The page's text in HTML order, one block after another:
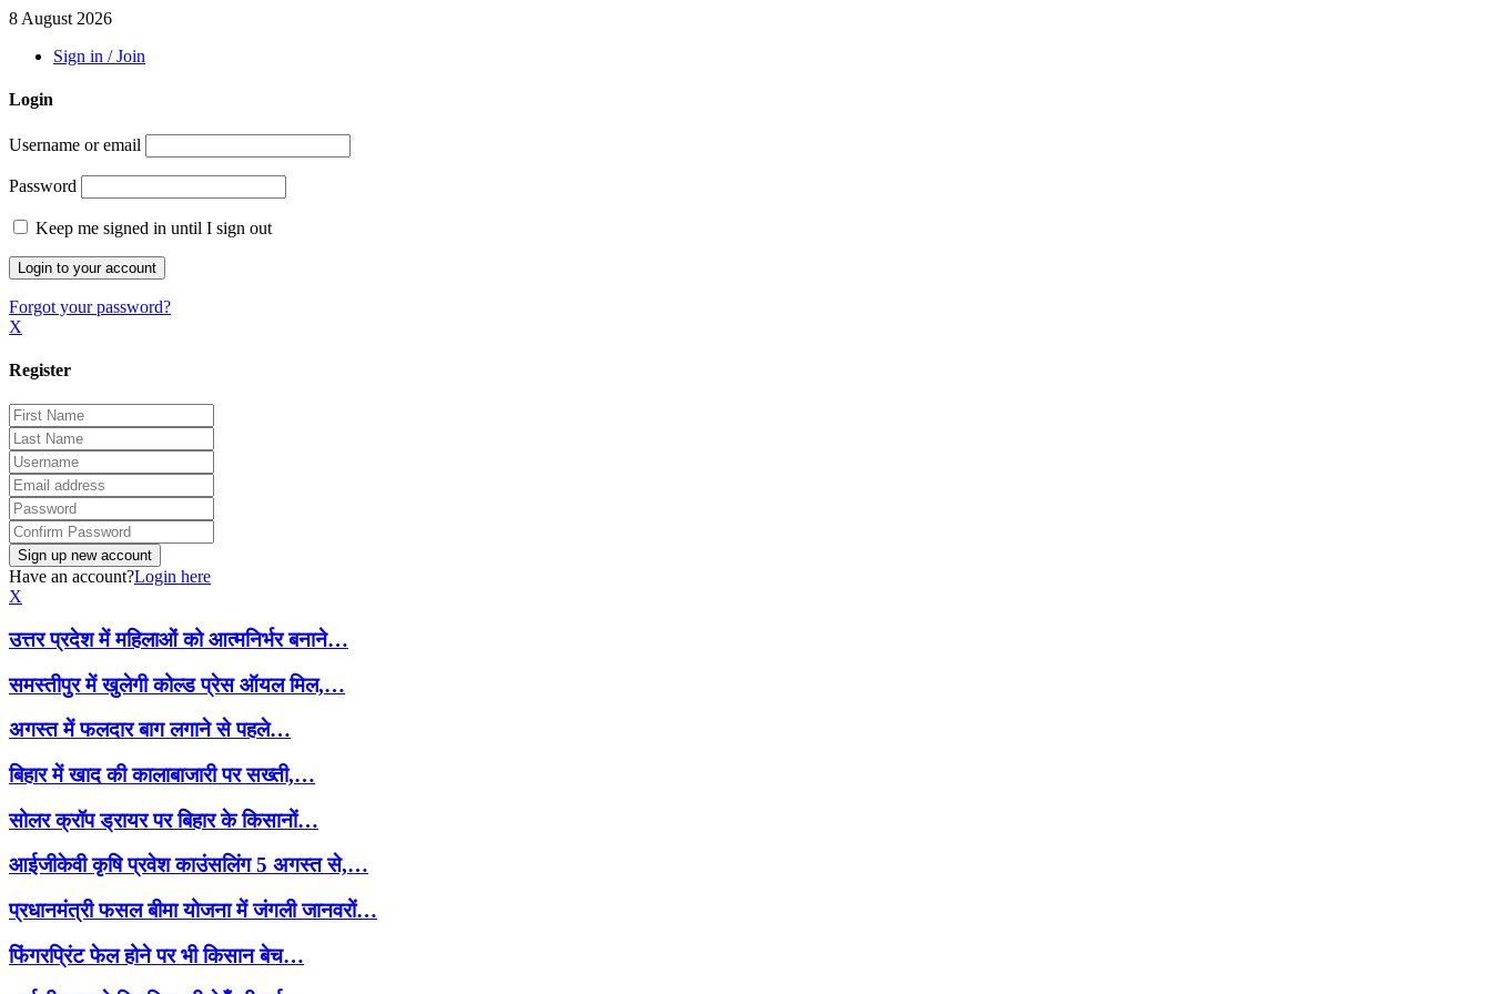
8 August 2026
Sign in / Join
Login
Username or email
Password
Keep me signed in until I sign out
Forgot your password?
X
Register
Have an account?Login here
X
उत्तर प्रदेश में महिलाओं को आत्मनिर्भर बनाने…
समस्तीपुर में खुलेगी कोल्ड प्रेस ऑयल मिल,…
अगस्त में फलदार बाग लगाने से पहले…
बिहार में खाद की कालाबाजारी पर सख्ती,…
सोलर क्रॉप ड्रायर पर बिहार के किसानों…
आईजीकेवी कृषि प्रवेश काउंसलिंग 5 अगस्त से,…
प्रधानमंत्री फसल बीमा योजना में जंगली जानवरों…
फिंगरप्रिंट फेल होने पर भी किसान बेच…